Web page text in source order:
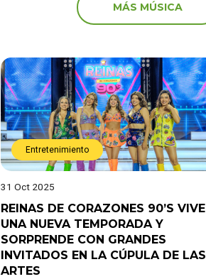
MÁS MÚSICA
Entretenimiento
31 Oct 2025
REINAS DE CORAZONES 90’S VIVE
UNA NUEVA TEMPORADA Y
SORPRENDE CON GRANDES
INVITADOS EN LA CÚPULA DE LAS
ARTES